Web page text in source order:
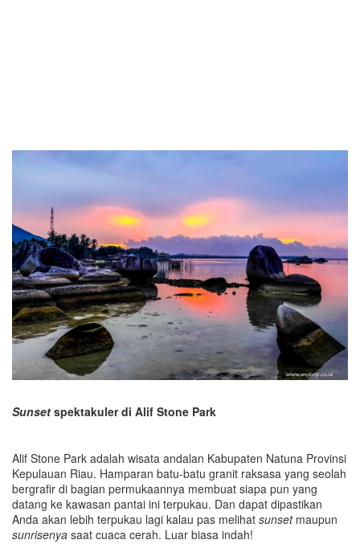
Sunset spektakuler di Alif Stone Park
Alif Stone Park adalah wisata andalan Kabupaten Natuna Provinsi
Kepulauan Riau. Hamparan batu-batu granit raksasa yang seolah
bergrafir di bagian permukaannya membuat siapa pun yang
datang ke kawasan pantai ini terpukau. Dan dapat dipastikan
Anda akan lebih terpukau lagi kalau pas melihat sunsetmaupun
sunrisenya saat cuaca cerah. Luar biasa indah!